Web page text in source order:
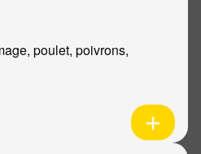
poulet, poivrons,